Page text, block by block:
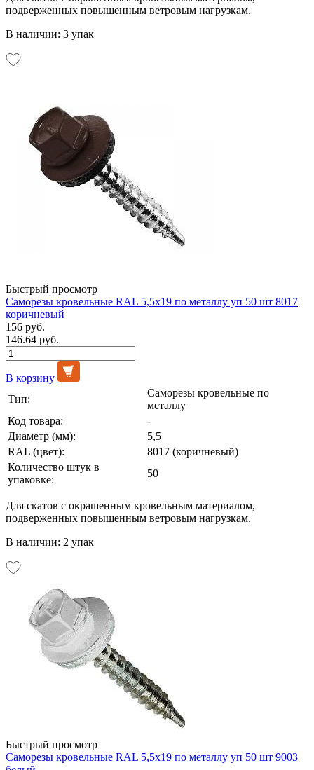
подверженных повышенным ветровым нагрузкам.
В наличии: 3 упак
Быстрый просмотр
Саморезы кровельные RAL 5,5х19 по металлу уп 50 шт 8017
коричневый
156 руб.
146.64 руб.
В корзину
Тип:
Саморезы кровельные по
металлу
Код товара:
-
Диаметр (мм):
5,5
RAL (цвет):
8017 (коричневый)
Количество штук в
упаковке:
50
Для скатов с окрашенным кровельным материалом,
подверженных повышенным ветровым нагрузкам.
В наличии: 2 упак
Быстрый просмотр
Саморезы кровельные RAL 5,5х19 по металлу уп 50 шт 9003